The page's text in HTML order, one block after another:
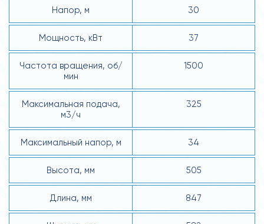
Напор, м 30
Мощность, кВт 37
Частота вращения, об/
мин
1500
Максимальная подача,
м3/ч
325
Максимальный напор, м 34
Высота, мм 505
Длина, мм 847